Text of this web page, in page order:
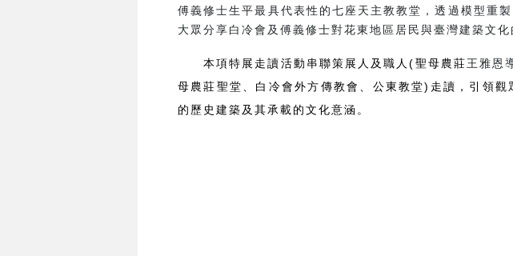
傅義修士生平最具代表性的七座天主教教堂，透過模型重
大眾分享白冷會及傅義修士對花東地區居民與臺灣建築文化
本項特展走讀活動串聯策展人及職人(聖母農莊王雅恩
母農莊聖堂、白冷會外方傳教會、公東教堂)走讀，引領
的歷史建築及其承載的文化意涵。